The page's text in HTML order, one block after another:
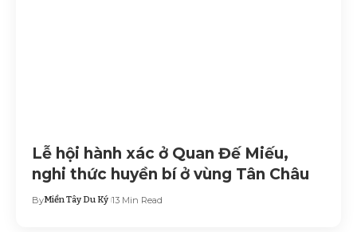
Lễ hội hành xác ở Quan Đế Miếu,
nghi thức huyền bí ở vùng Tân Châu
ByMiền Tây Du Ký 13 Min Read